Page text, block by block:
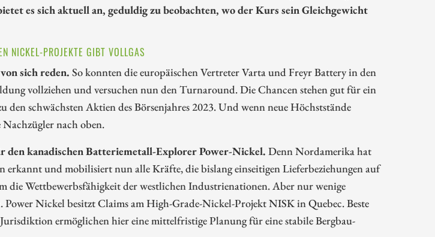
es sich aktuell an, geduldig zu beobachten, wo der Kurs sein Gleichgewicht
NICKEL-PROJEKTE GIBT VOLLGAS
sich reden. So konnten die europäischen Vertreter Varta und Freyr Battery in den
vollziehen und versuchen nun den Turnaround. Die Chancen stehen gut für ein
den schwächsten Aktien des Börsenjahres 2023. Und wenn neue Höchststände
nach oben.
den kanadischen Batteriemetall-Explorer Power-Nickel. Denn Nordamerika hat
erkannt und mobilisiert nun alle Kräfte, die bislang einseitigen Lieferbeziehungen auf
die Wettbewerbsfähigkeit der westlichen Industrienationen. Aber nur wenige
Power Nickel besitzt Claims am High-Grade-Nickel-Projekt NISK in Quebec. Beste
ermöglichen hier eine mittelfristige Planung für eine stabile Bergbau-